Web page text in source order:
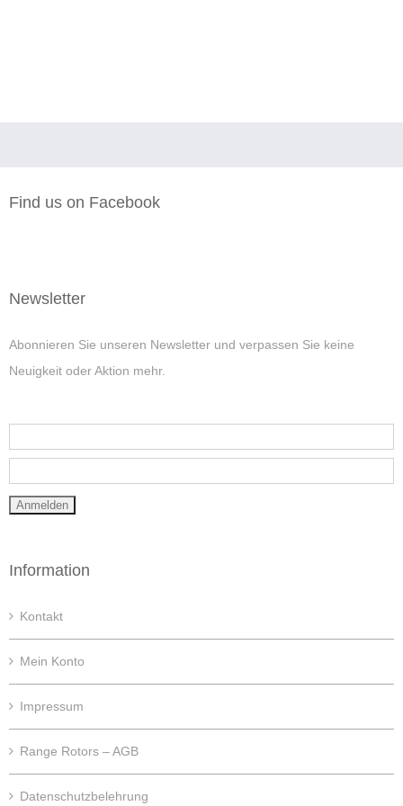
Find us on Facebook
Newsletter
Abonnieren Sie unseren Newsletter und verpassen Sie keine
Neuigkeit oder Aktion mehr.
Information
Kontakt
Mein Konto
Impressum
Range Rotors – AGB
Datenschutzbelehrung